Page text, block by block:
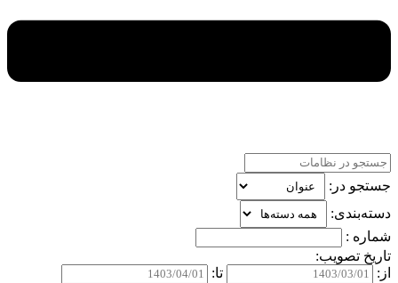
جستجو در:
دسته‌بندی:
شماره :
تاریخ تصویب:
از:
تا: